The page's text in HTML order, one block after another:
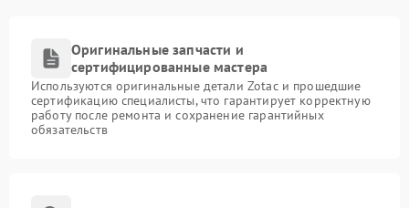
Оригинальные запчасти и
сертифицированные мастера
Используются оригинальные детали Zotac и прошедшие
сертификацию специалисты, что гарантирует корректную
работу после ремонта и сохранение гарантийных
обязательств